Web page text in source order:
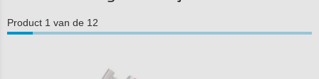
Product 1 van de 12